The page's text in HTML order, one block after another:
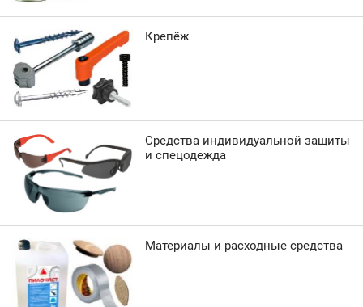
Крепёж
Средства индивидуальной защиты
и спецодежда
Материалы и расходные средства